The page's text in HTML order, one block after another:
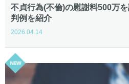
不貞行為(不倫)の慰謝料500万
判例を紹介
2026.04.14